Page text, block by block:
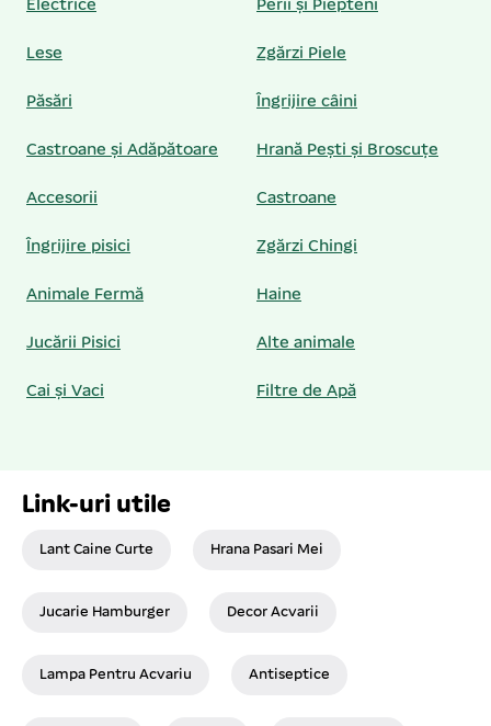
Electrice Perii și Piepteni
Lese Zgărzi Piele
Păsări Îngrijire câini
Castroane și Adăpătoare Hrană Pești și Broscuțe
Accesorii Castroane
Îngrijire pisici Zgărzi Chingi
Animale Fermă Haine
Jucării Pisici Alte animale
Cai și Vaci Filtre de Apă
Link-uri utile
Lant Caine Curte Hrana Pasari Mei
Jucarie Hamburger Decor Acvarii
Lampa Pentru Acvariu Antiseptice